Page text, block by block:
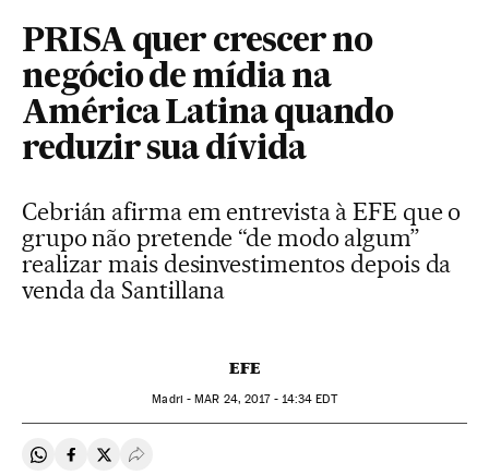
PRISA quer crescer no
negócio de mídia na
América Latina quando
reduzir sua dívida
Cebrián afirma em entrevista à EFE que o
grupo não pretende “de modo algum”
realizar mais desinvestimentos depois da
venda da Santillana
EFE
Madri -MAR 24, 2017 - 14:34 EDT
Compartir en Whatsapp
Compartir en Facebook
Compartir en Twitter
Desplegar Redes Sociales